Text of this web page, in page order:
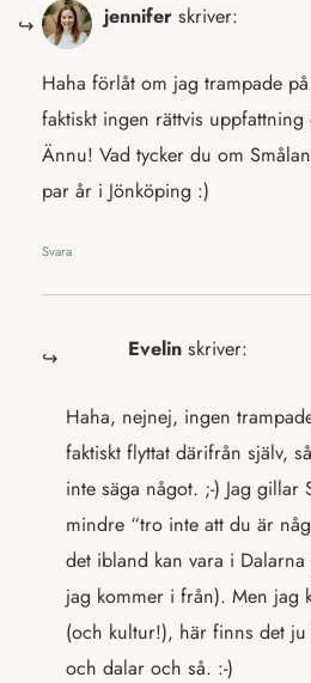
jennifer skriver:
Haha förlåt om jag trampade
faktiskt ingen rättvis
Ännu! Vad tycker du om
par år i Jönköping :)
Svara
Evelin skriver:
Haha, nejnej, ingen
faktiskt flyttat därifrån själv,
inte säga något. ;-) Jag gillar
mindre “tro inte att du är
det ibland kan vara i
jag kommer i från). Men jag
(och kultur!), här finns det
och dalar och så. :-)